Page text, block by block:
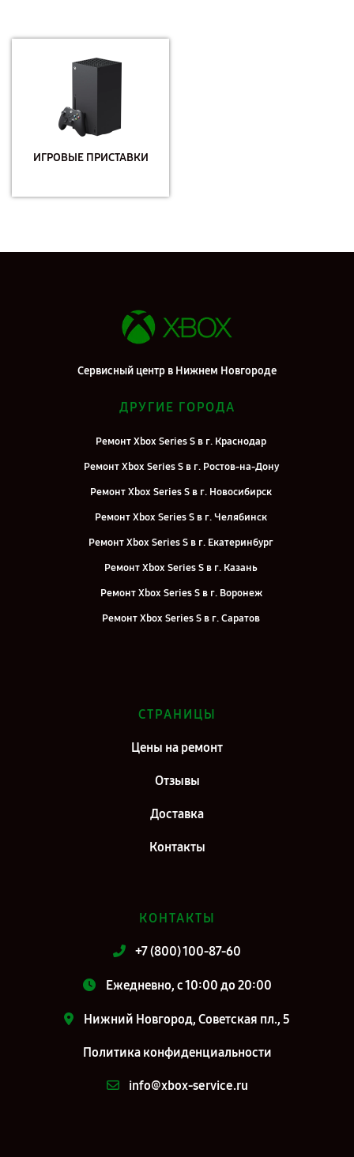
ИГРОВЫЕ ПРИСТАВКИ
Сервисный центр в Нижнем Новгороде
ДРУГИЕ ГОРОДА
Ремонт Xbox Series S в г. Краснодар
Ремонт Xbox Series S в г. Ростов-на-Дону
Ремонт Xbox Series S в г. Новосибирск
Ремонт Xbox Series S в г. Челябинск
Ремонт Xbox Series S в г. Екатеринбург
Ремонт Xbox Series S в г. Казань
Ремонт Xbox Series S в г. Воронеж
Ремонт Xbox Series S в г. Саратов
Ремонт Xbox Series S в г. Санкт-Петербург
СТРАНИЦЫ
Цены на ремонт
Отзывы
Доставка
Контакты
КОНТАКТЫ
+7 (800) 100-87-60
Ежедневно, с 10:00 до 20:00
Нижний Новгород, Советская пл., 5
Политика конфиденциальности
info@xbox-service.ru